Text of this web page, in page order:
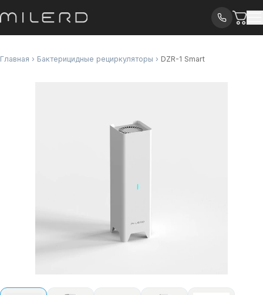
Главная › Бактерицидные рециркуляторы › DZR-1 Smart